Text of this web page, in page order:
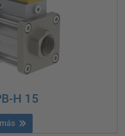
H 15
más